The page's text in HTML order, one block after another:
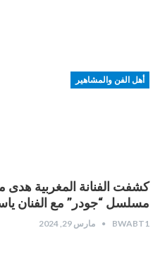
أهل الفن والمشاهير
كشفت الفنانة المغربية
مسلسل “جودر” مع الفنان
BWABT1 مارس 29, 2024